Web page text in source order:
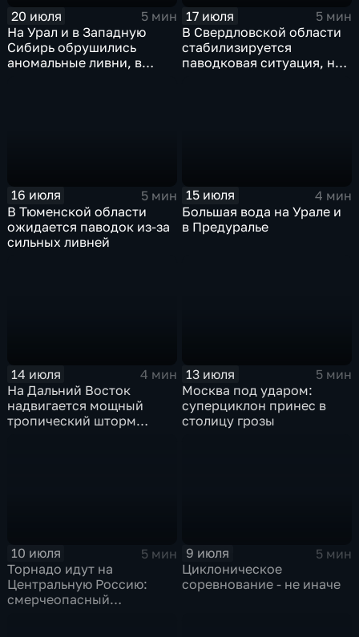
20 июля
5 мин
На Урал и в Западную
Сибирь обрушились
аномальные ливни, в
17 июля
5 мин
В Свердловской области
стабилизируется
паводковая ситуация, но
16 июля
5 мин
В Тюменской области
ожидается паводок из-за
сильных ливней
15 июля
4 мин
Большая вода на Урале и
в Предуралье
14 июля
4 мин
На Дальний Восток
надвигается мощный
тропический шторм
13 июля
5 мин
Москва под ударом:
суперциклон принес в
столицу грозы
10 июля
5 мин
Торнадо идут на
Центральную Россию:
смерчеопасный
9 июля
5 мин
Циклоническое
соревнование - не иначе